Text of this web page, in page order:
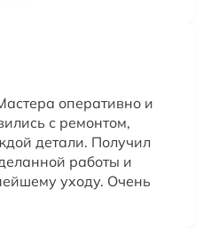
оперативно и
с ремонтом,
детали. Получил
работы и
уходу. Очень